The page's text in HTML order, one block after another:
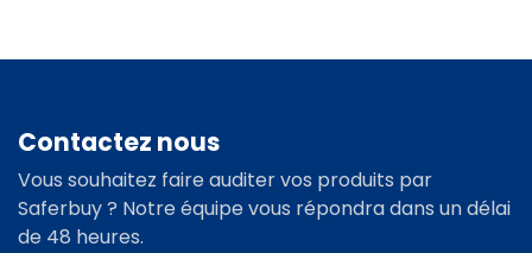
Contactez nous
Vous souhaitez faire auditer vos produits par
Saferbuy ? Notre équipe vous répondra dans un délai
de 48 heures.